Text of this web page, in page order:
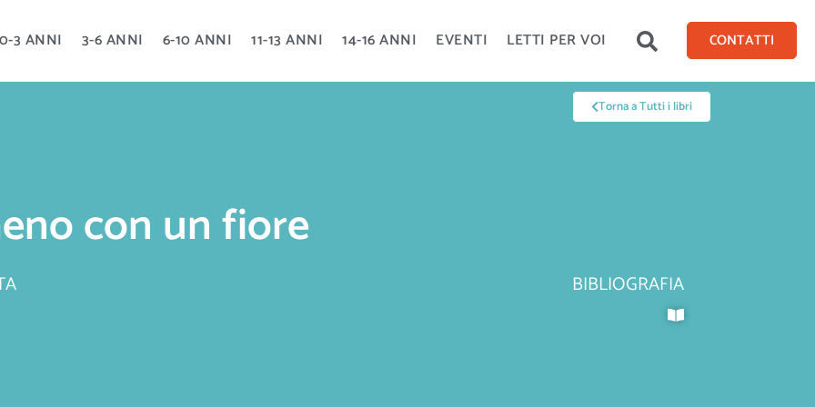
0-3 ANNI 3-6 ANNI 6-10 ANNI 11-13 ANNI 14-16 ANNI EVENTI LETTI PER VOI CONTATTI
Torna a Tutti i libri
con un fiore
BIBLIOGRAFIA